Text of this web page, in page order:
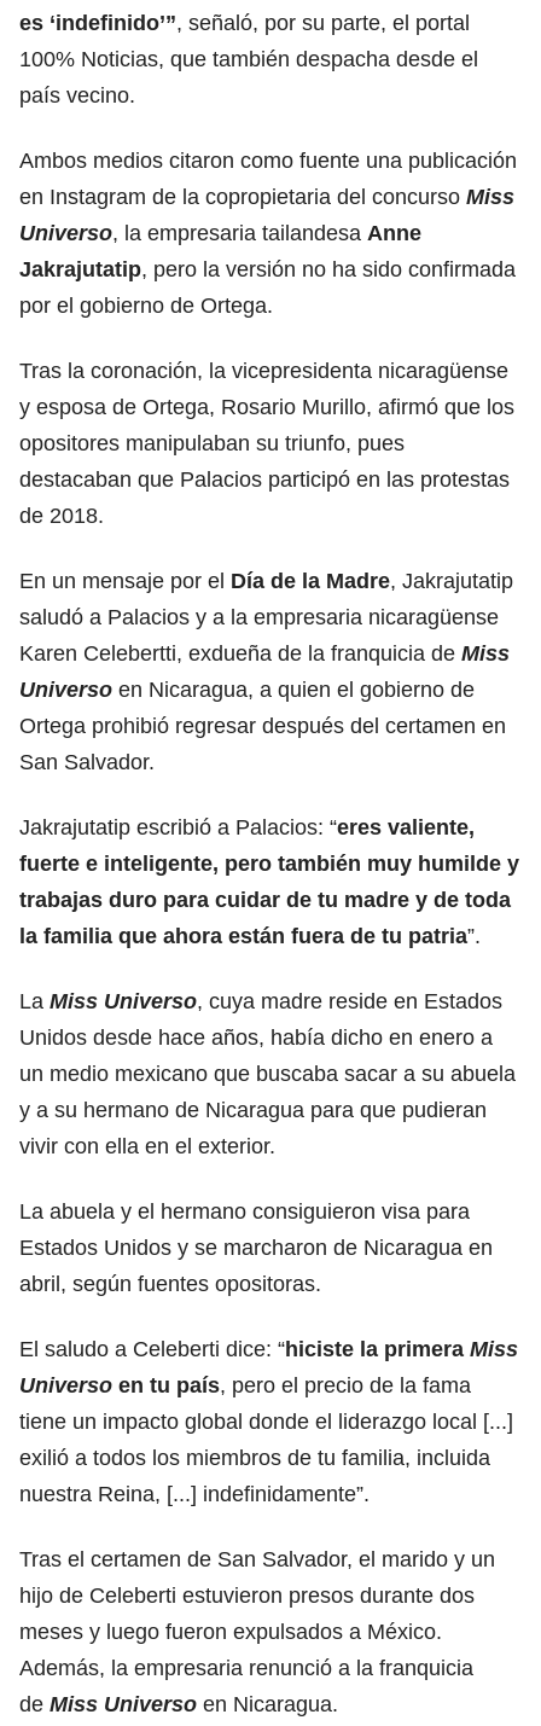
es ‘indefinido’”, señaló, por su parte, el portal
100% Noticias, que también despacha desde el
país vecino.
Ambos medios citaron como fuente una publicación
en Instagram de la copropietaria del concurso Miss
Universo, la empresaria tailandesa Anne
Jakrajutatip, pero la versión no ha sido confirmada
por el gobierno de Ortega.
Tras la coronación, la vicepresidenta nicaragüense
y esposa de Ortega, Rosario Murillo, afirmó que los
opositores manipulaban su triunfo, pues
destacaban que Palacios participó en las protestas
de 2018.
En un mensaje por el Día de la Madre, Jakrajutatip
saludó a Palacios y a la empresaria nicaragüense
Karen Celebertti, exdueña de la franquicia de Miss
Universo en Nicaragua, a quien el gobierno de
Ortega prohibió regresar después del certamen en
San Salvador.
Jakrajutatip escribió a Palacios: “eres valiente,
fuerte e inteligente, pero también muy humilde y
trabajas duro para cuidar de tu madre y de toda
la familia que ahora están fuera de tu patria”.
La Miss Universo, cuya madre reside en Estados
Unidos desde hace años, había dicho en enero a
un medio mexicano que buscaba sacar a su abuela
y a su hermano de Nicaragua para que pudieran
vivir con ella en el exterior.
La abuela y el hermano consiguieron visa para
Estados Unidos y se marcharon de Nicaragua en
abril, según fuentes opositoras.
El saludo a Celeberti dice: “hiciste la primera Miss
Universo en tu país, pero el precio de la fama
tiene un impacto global donde el liderazgo local [...]
exilió a todos los miembros de tu familia, incluida
nuestra Reina, [...] indefinidamente”.
Tras el certamen de San Salvador, el marido y un
hijo de Celeberti estuvieron presos durante dos
meses y luego fueron expulsados a México.
Además, la empresaria renunció a la franquicia
de Miss Universo en Nicaragua.